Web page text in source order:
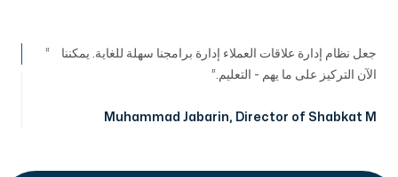
جعل نظام إدارة علاقات العملاء إدارة برامجنا سهلة للغاية. يمكننا
الآن التركيز على ما يهم - التعليم.
Muhammad Jabarin, Director of Shabkat M